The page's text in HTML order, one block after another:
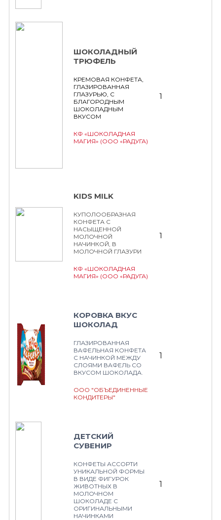
ШОКОЛАДНЫЙ
ТРЮФЕЛЬ
КРЕМОВАЯ КОНФЕТА,
ГЛАЗИРОВАННАЯ
ГЛАЗУРЬЮ, С
БЛАГОРОДНЫМ
ШОКОЛАДНЫМ
ВКУСОМ
КФ «ШОКОЛАДНАЯ
МАГИЯ» (ООО «РАДУГА)
1
KIDS MILK
КУПОЛООБРАЗНАЯ
КОНФЕТА С
НАСЫЩЕННОЙ
МОЛОЧНОЙ
НАЧИНКОЙ, В
МОЛОЧНОЙ ГЛАЗУРИ
КФ «ШОКОЛАДНАЯ
МАГИЯ» (ООО «РАДУГА)
1
КОРОВКА ВКУС
ШОКОЛАД
ГЛАЗИРОВАННАЯ
ВАФЕЛЬНАЯ КОНФЕТА
С НАЧИНКОЙ МЕЖДУ
СЛОЯМИ ВАФЕЛЬ СО
ВКУСОМ ШОКОЛАДА.
ООО "ОБЪЕДИНЕННЫЕ
КОНДИТЕРЫ"
1
ДЕТСКИЙ
СУВЕНИР
КОНФЕТЫ АССОРТИ
УНИКАЛЬНОЙ ФОРМЫ
В ВИДЕ ФИГУРОК
ЖИВОТНЫХ В
МОЛОЧНОМ
ШОКОЛАДЕ С
ОРИГИНАЛЬНЫМИ
НАЧИНКАМИ
1